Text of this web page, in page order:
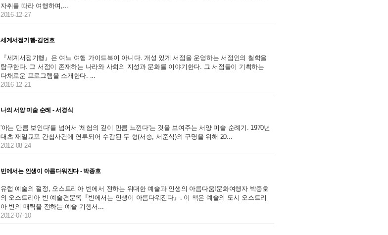
자취를 따라 여행하며,...
2016-12-27
세계서점기행-김언호
『세계서점기행』은 여느 여행 가이드북이 아니다. 개성 있게 서점을 운영하는 서점인의 철학을
탐구한다. 그 서점이 존재하는 나라와 사회의 지성과 문화를 이야기한다. 그 서점들이 기획하는
다채로운 프로그램을 소개한다. ...
2016-12-21
나의 서양 미술 순례 - 서경식
'아는 만큼 보인다'를 넘어서 '체험의 깊이 만큼 느낀다'는 것을 보여주는 서양 미술 순례기. 1970년
대초 재일교포 간첩사건에 연루되어 수감된 두 형(서승, 서준식)의 구명을 위해 20...
2012-08-24
빈에서는 인생이 아름다워진다 - 박종호
유럽 예술의 절정, 오스트리아 빈에서 전하는 위대한 예술과 인생의 아름다움!문화여행자 박종호
의 오스트리아 빈 예술견문록『빈에서는 인생이 아름다워진다』. 이 책은 예술의 도시 오스트리
아 빈의 매력을 전하는 예술 기행서...
2012-07-10